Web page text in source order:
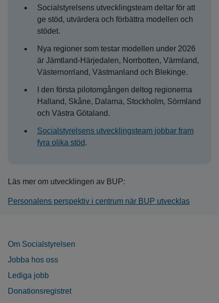
Socialstyrelsens utvecklingsteam deltar för att
ge stöd, utvärdera och förbättra modellen och
stödet.
Nya regioner som testar modellen under 2026
är Jämtland-Härjedalen, Norrbotten, Värmland,
Västernorrland, Västmanland och Blekinge.
I den första pilotomgången deltog regionerna
Halland, Skåne, Dalarna, Stockholm, Sörmland
och Västra Götaland.
Socialstyrelsens utvecklingsteam jobbar fram
fyra olika stöd.
Läs mer om utvecklingen av BUP:
Personalens perspektiv i centrum när BUP utvecklas
Om Socialstyrelsen
Jobba hos oss
Lediga jobb
Donationsregistret